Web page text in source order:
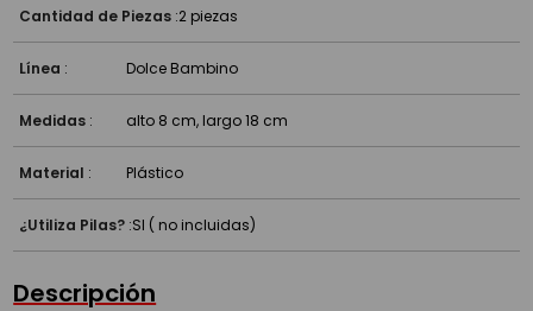
Cantidad de Piezas :2 piezas
Línea : Dolce Bambino
Medidas : alto 8 cm, largo 18 cm
Material : Plástico
¿Utiliza Pilas? :SI ( no incluidas)
Descripción